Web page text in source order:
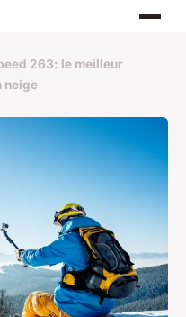
263: le meilleur
neige